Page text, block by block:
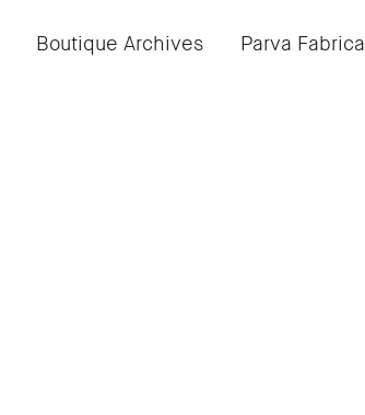
Boutique Archives Parva Fabrica